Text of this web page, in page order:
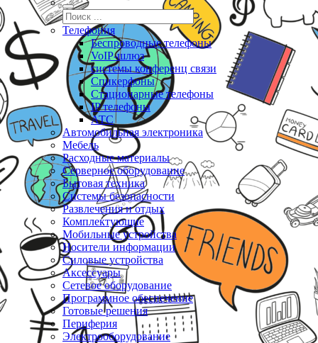
Телефония
Беспроводные телефоны
VoIP-шлюз
системы конференц связи
Спикерфоны
Стационарные телефоны
IP телефоны
АТС
Автомобильная электроника
Мебель
Расходные материалы
Серверное оборудование
Бытовая техника
Системы безопасности
Развлечения и отдых
Комплектующие
Мобильные устройства
Носители информации
Силовые устройства
Аксессуары
Сетевое оборудование
Программное обеспечение
Готовые решения
Периферия
Электрооборудование